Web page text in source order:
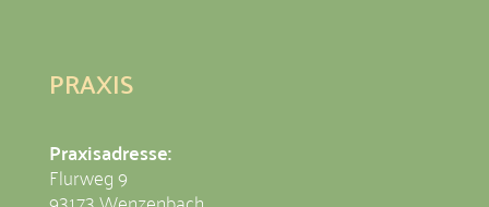
PRAXIS
Praxisadresse:
Flurweg 9